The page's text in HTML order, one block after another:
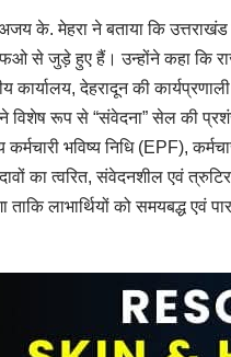
के. मेहरा ने बताया कि
से जुड़े हुए हैं। उन्होंने कहा कि
कार्यालय, देहरादून की
विशेष रूप से “संवेदना” सेल की
कर्मचारी भविष्य निधि (EPF),
का त्वरित, संवेदनशील एवं
ताकि लाभार्थियों को समयबद्ध एवं